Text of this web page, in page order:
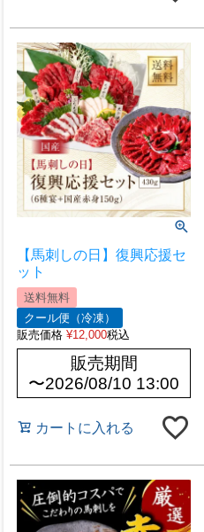
【馬刺しの日】復興応援セ
ット
送料無料
クール便（冷凍）
販売価格 ¥12,000税込
販売期間
〜2026/08/10 13:00
カートに入れる